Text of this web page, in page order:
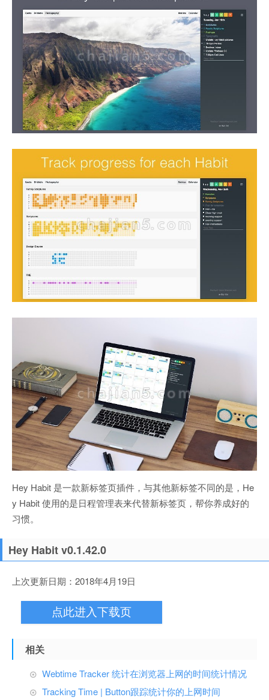
Hey Habit 是一款新标签页插件，与其他新标签不同的是，He
y Habit 使用的是日程管理表来代替新标签页，帮你养成好的
习惯。
Hey Habit v0.1.42.0
上次更新日期：2018年4月19日
点此进入下载页
相关
Webtime Tracker 统计在浏览器上网的时间统计情况
Tracking Time | Button跟踪统计你的上网时间